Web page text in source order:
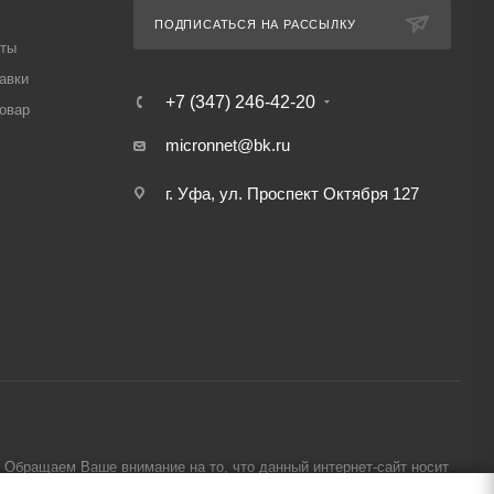
ПОДПИСАТЬСЯ НА РАССЫЛКУ
+7 (347) 246-42-20
micronnet@bk.ru
г. Уфа, ул. Проспект Октября 127
Ваше внимание на то, что данный интернет-сайт носит